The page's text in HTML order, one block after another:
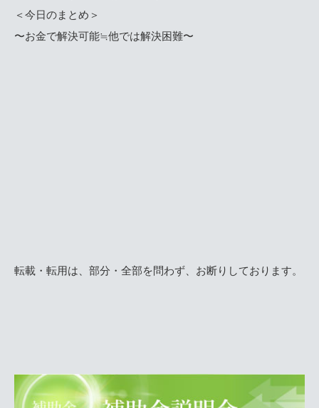
＜今日のまとめ＞
〜お金で解決可能≒他では解決困難〜
転載・転用は、部分・全部を問わず、お断りしております。